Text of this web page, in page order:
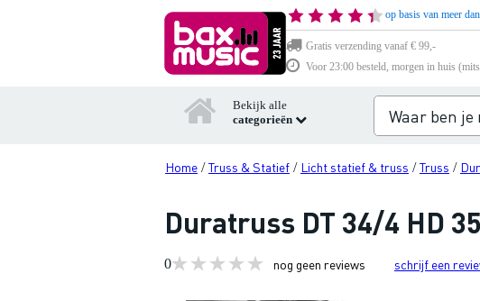
op basis van meer
Gratis verzending vanaf € 99,-
Voor 23:00 besteld, morgen in huis
Bekijk alle
categorieën
Home /Truss & Statief / Licht statief & truss /Truss /
Duratruss DT 34/4 HD
0 nog geen reviews schrijf een